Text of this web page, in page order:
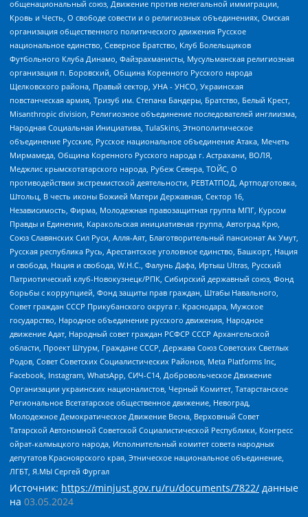
общенациональный союз, Движение против нелегальной иммиграции,
Кровь и Честь, О свободе совести и о религиозных объединениях, Омская
организация общественного политического движения Русское
национальное единство, Северное Братство, Клуб Болельщиков
Футбольного Клуба Динамо, Файзрахманисты, Мусульманская религиозная
организация п. Боровский, Община Коренного Русского народа
Щелковского района, Правый сектор, УНА - УНСО, Украинская
повстанческая армия, Тризуб им. Степана Бандеры, Братство, Белый Крест,
Misanthropic division, Религиозное объединение последователей инглиизма,
Народная Социальная Инициатива, TulaSkins, Этнополитическое
объединение Русские, Русское национальное объединение Атака, Мечеть
Мирмамеда, Община Коренного Русского народа г. Астрахани, ВОЛЯ,
Меджлис крымскотатарского народа, Рубеж Севера, ТОЙС, О
противодействии экстремистской деятельности, РЕВТАТПОД, Артподготовка,
Штольц, В честь иконы Божией Матери Державная, Сектор 16,
Независимость, Фирма, Молодежная правозащитная группа МПГ, Курсом
Правды и Единения, Каракольская инициативная группа, Автоград Крю,
Союз Славянских Сил Руси, Алля-Аят, Благотворительный пансионат Ак Умут,
Русская республика Русь, Арестантское уголовное единство, Башкорт, Нация
и свобода, Нация и свобода, W.H.С., Фалунь Дафа, Иртыш Ultras, Русский
Патриотический клуб-Новокузнецк/РПК, Сибирский державный союз, Фонд
борьбы с коррупцией, Фонд защиты прав граждан, Штабы Навального,
Совет граждан СССР Прикубанского округа г. Краснодара, Мужское
государство, Народное объединение русского движения, Народное
движение Адат, Народный совет граждан РСФСР СССР Архангельской
области, Проект Штурм, Граждане СССР, Держава Союз Советских Светлых
Родов, Совет Советских Социалистических Районов, Meta Platforms Inc,
Facebook, Instagram, WhatsApp, СИЧ-С14, Добровольческое Движение
Организации украинских националистов, Черный Комитет, Татарстанское
Региональное Всетатарское общественное движение, Невоград,
Молодежное Демократическое Движение Весна, Верховный Совет
Татарской Автономной Советской Социалистической Республики, Конгресс
ойрат-калмыцкого народа, Исполнительный комитет совета народных
депутатов Красноярского края, Этническое национальное объединение,
ЛГБТ, Я.МЫ Сергей Фургал
Источник: https://minjust.gov.ru/ru/documents/7822/ данные
на 03.05.2024